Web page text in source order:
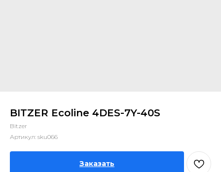
BITZER Ecoline 4DES-7Y-40S
Bitzer
Артикул: sku066
Заказать